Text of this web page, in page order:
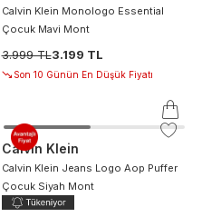
Calvin Klein Monologo Essential
Çocuk Mavi Mont
3.999 TL3.199 TL
Son 10 Günün En Düşük Fiyatı
Calvin Klein
Calvin Klein Jeans Logo Aop Puffer
Çocuk Siyah Mont